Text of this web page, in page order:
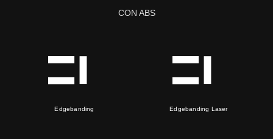
CON ABS
Edgebanding Edgebanding Laser